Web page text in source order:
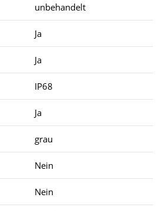
unbehandelt
Ja
Ja
IP68
Ja
grau
Nein
Nein